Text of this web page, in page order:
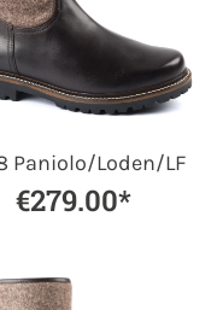
Paniolo/Loden/LF
€279.00*